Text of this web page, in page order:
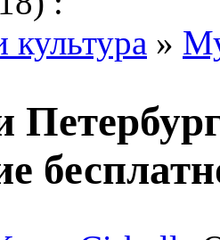
культура »